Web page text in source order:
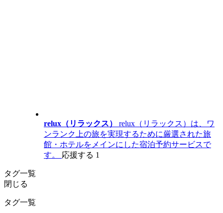
relux（リラックス）
relux（リラックス）は、ワ
ンランク上の旅を実現するために厳選された旅
館・ホテルをメインにした宿泊予約サービスで
す。
応援する 1
タグ一覧
閉じる
タグ一覧